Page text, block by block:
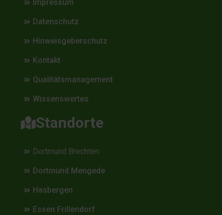
Impressum
Datenschutz
Hinweisgeberschutz
Kontakt
Qualitätsmanagement
Wissenswertes
Standorte
Dortmund Brechten
Dortmund Mengede
Hasbergen
Essen Frillendorf